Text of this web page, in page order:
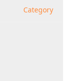
Category